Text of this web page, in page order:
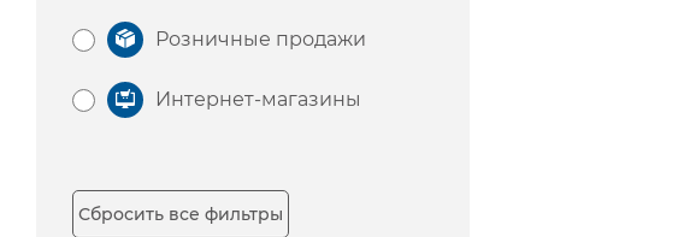
Розничные продажи
Интернет-магазины
Сбросить все фильтры